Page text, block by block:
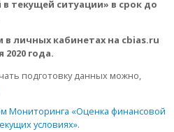
текущей ситуации» в срок до
личных кабинетах на cbias.ru
года.
подготовку данных можно,
Мониторинга «Оценка финансовой
условиях».